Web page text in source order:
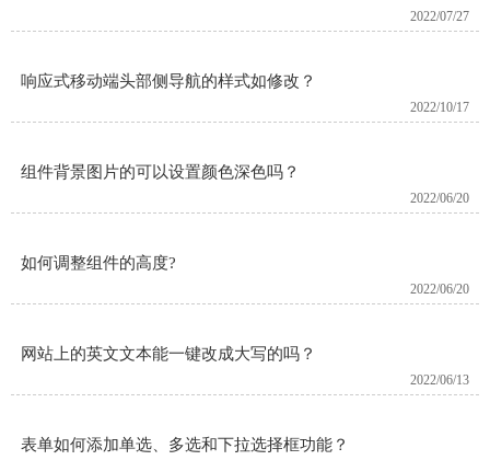
2022/07/27
响应式移动端头部侧导航的样式如修改？
2022/10/17
组件背景图片的可以设置颜色深色吗？
2022/06/20
如何调整组件的高度?
2022/06/20
网站上的英文文本能一键改成大写的吗？
2022/06/13
表单如何添加单选、多选和下拉选择框功能？